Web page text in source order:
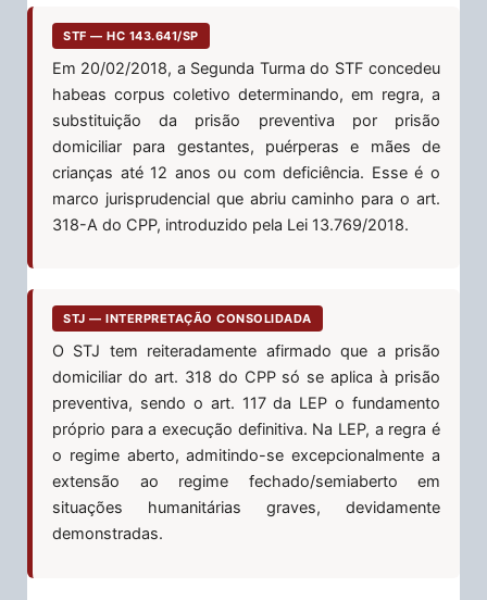
STF — HC 143.641/SP
Em 20/02/2018, a Segunda Turma do STF concedeu
habeas corpus coletivo determinando, em regra, a
substituição da prisão preventiva por prisão
domiciliar para gestantes, puérperas e mães de
crianças até 12 anos ou com deficiência. Esse é o
marco jurisprudencial que abriu caminho para o art.
318-A do CPP, introduzido pela Lei 13.769/2018.
STJ — INTERPRETAÇÃO CONSOLIDADA
O STJ tem reiteradamente afirmado que a prisão
domiciliar do art. 318 do CPP só se aplica à prisão
preventiva, sendo o art. 117 da LEP o fundamento
próprio para a execução definitiva. Na LEP, a regra é
o regime aberto, admitindo-se excepcionalmente a
extensão ao regime fechado/semiaberto em
situações humanitárias graves, devidamente
demonstradas.